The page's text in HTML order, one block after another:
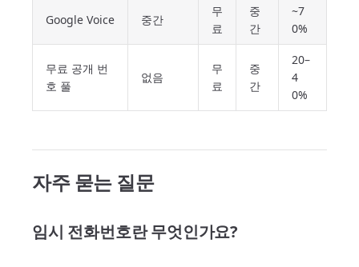
Google Voice 중간
무
료
중
간
~7
0%
무료 공개 번
호 풀
없음
무
료
중
간
20–
4
0%
자주 묻는 질문
임시 전화번호란 무엇인가요?